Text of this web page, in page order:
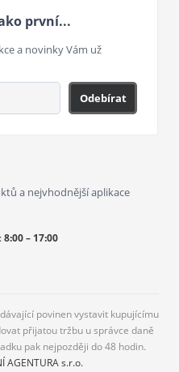
první...
a novinky Vám už
Odebírat
a nejvhodnější aplikace
8:00 – 17:00
povinen vystavit kupujícímu
přijatou tržbu u správce daně
pak nejpozději do 48 hodin.
AGENTURA s.r.o.